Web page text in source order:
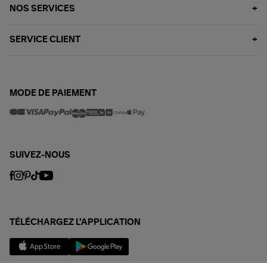
NOS SERVICES
SERVICE CLIENT
MODE DE PAIEMENT
SUIVEZ-NOUS
TÉLÉCHARGEZ L'APPLICATION